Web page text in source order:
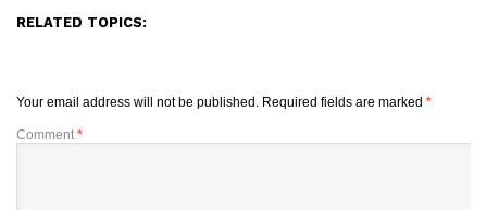
RELATED TOPICS:
Your email address will not be published. Required fields are marked *
Comment *